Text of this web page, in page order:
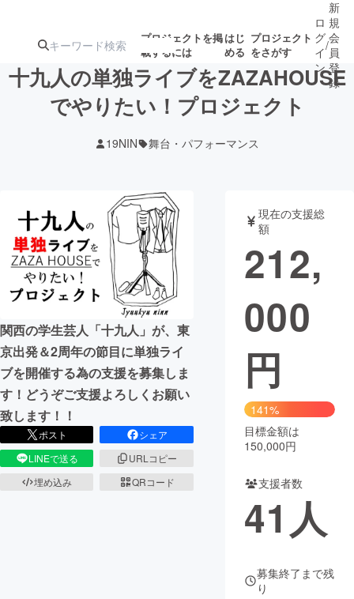
プロジェクトを掲
載するには
はじ
める
プロジェクト
をさがす
ターン
注目の新着プロ
ジェクト
ロジェクト
アート・写真 音楽
テクノロジー・ガジェット ゲーム・サ
映像・映画
ビジネス・起業
まちづくり・地域活性化
CAMPFIRE for Social Good CAMPFIRE Creation
CAMPFIREふるさと納税
コミュニティ
ロ
グ
イ
ン
/
新
規
会
員
登
録
十九人の単独ライブをZAZAHOUSE
でやりたい！プロジェクト
19NIN 舞台・パフォーマンス
関西の学生芸人「十九人」が、東
京出発＆2周年の節目に単独ライ
ブを開催する為の支援を募集しま
す！どうぞご支援よろしくお願い
致します！！
ポスト
シェア
LINEで送る
URLコピー
埋め込み
QRコード
現在の支援総
額
212,
000
円
141%
目標金額は
150,000円
支援者数
41 人
募集終了まで残
り